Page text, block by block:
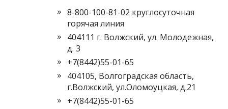
8-800-100-81-02 круглосуточная
горячая линия
404111 г. Волжский, ул. Молодежная,
д. 3
+7(8442)55-01-65
404105, Волгоградская область,
г.Волжский, ул.Оломоуцкая, д.21
+7(8442)55-01-65